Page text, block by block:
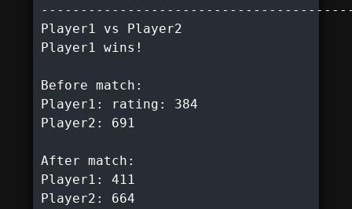
Player1 vs Player2
Player1 wins!
Before match:
Player1: rating: 384
Player2: 691
After match:
Player1: 411
Player2: 664